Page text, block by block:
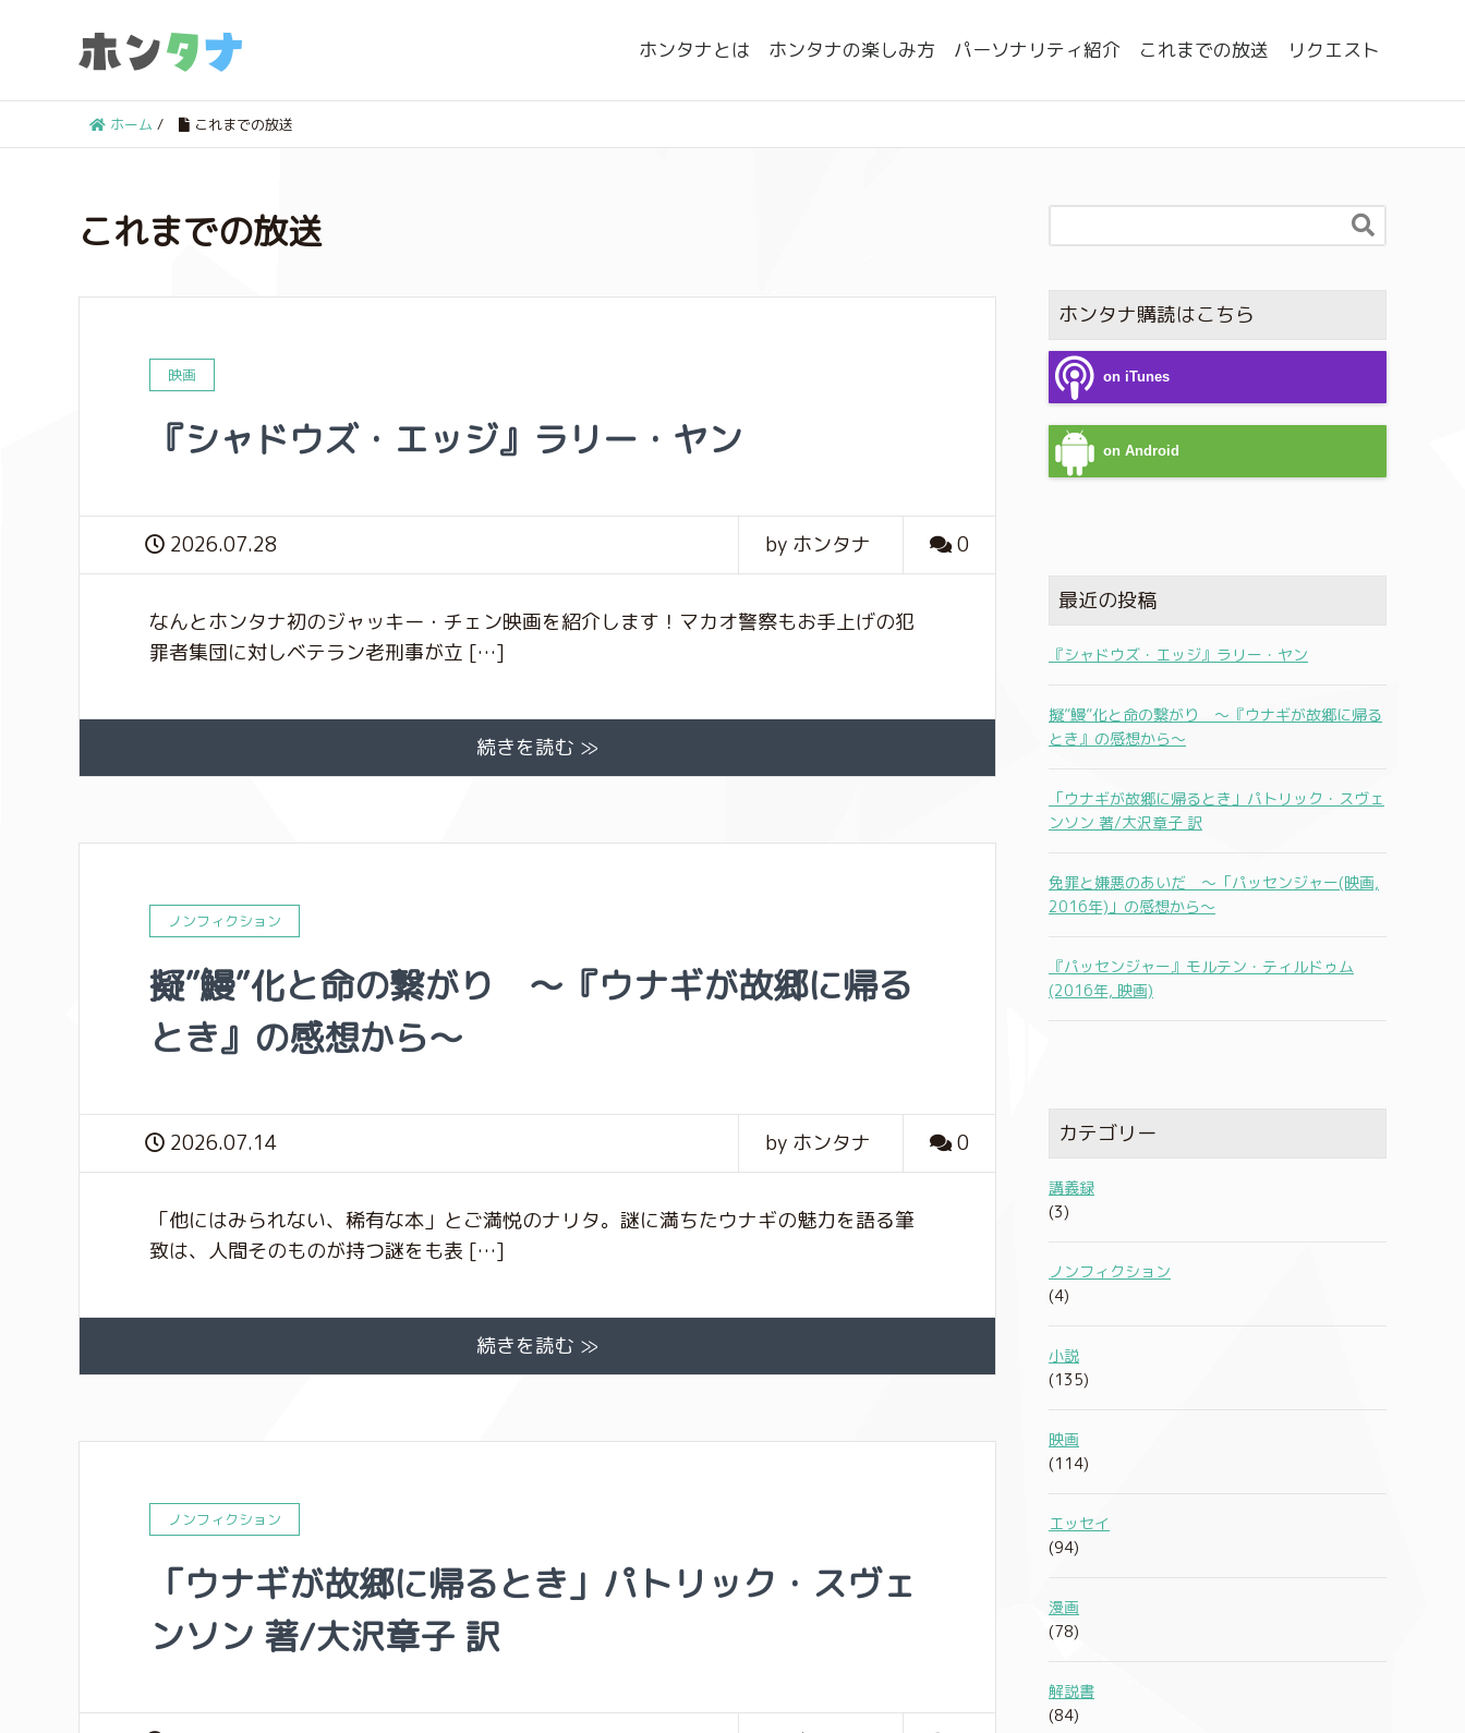
ホンタナとは ホンタナの楽しみ方 パーソナリティ紹介 これまでの放送 リクエスト
ホーム / これまでの放送
これまでの放送
映画
『シャドウズ・エッジ』ラリー・ヤン
2026.07.28 by ホンタナ 0
なんとホンタナ初のジャッキー・チェン映画を紹介します！マカオ警察もお手上げの犯
罪者集団に対しベテラン老刑事が立 […]
続きを読む ≫
ノンフィクション
擬”鰻”化と命の繋がり 〜『ウナギが故郷に帰る
とき』の感想から〜
2026.07.14 by ホンタナ 0
「他にはみられない、稀有な本」とご満悦のナリタ。謎に満ちたウナギの魅力を語る筆
致は、人間そのものが持つ謎をも表 […]
続きを読む ≫
ノンフィクション
「ウナギが故郷に帰るとき」パトリック・スヴェ
ンソン 著/大沢章子 訳

ホンタナ購読はこちら
on iTunes
on Android
最近の投稿
『シャドウズ・エッジ』ラリー・ヤン
擬”鰻”化と命の繋がり 〜『ウナギが故郷に帰る
とき』の感想から〜
「ウナギが故郷に帰るとき」パトリック・スヴェ
ンソン 著/大沢章子 訳
免罪と嫌悪のあいだ 〜「パッセンジャー(映画,
2016年)」の感想から〜
『パッセンジャー』モルテン・ティルドゥム
(2016年, 映画)
カテゴリー
講義録
(3)
ノンフィクション
(4)
小説
(135)
映画
(114)
エッセイ
(94)
漫画
(78)
解説書
(84)